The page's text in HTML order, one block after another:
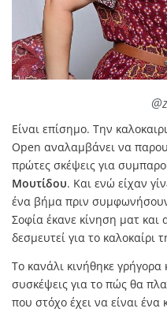
Είναι επίσημο. Την
Open αναλαμβάνει να
πρώτες σκέψεις για
Μουτίδου. Και ενώ είχαν
ένα βήμα πριν
Σοφία έκανε κίνηση ματ και
δεσμευτεί για το καλοκαίρι
Το κανάλι κινήθηκε
συσκέψεις για το πώς θα
που στόχο έχει να είναι ένα